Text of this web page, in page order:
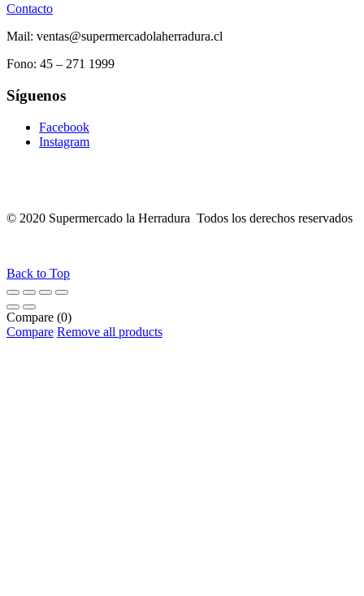
Contacto
Mail: ventas@supermercadolaherradura.cl
Fono: 45 – 271 1999
Síguenos
Facebook
Instagram
© 2020 Supermercado la Herradura Todos los derechos reservados
Back to Top
Compare (0)
Compare Remove all products